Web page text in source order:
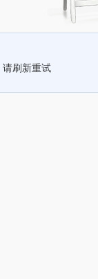
请刷新重试